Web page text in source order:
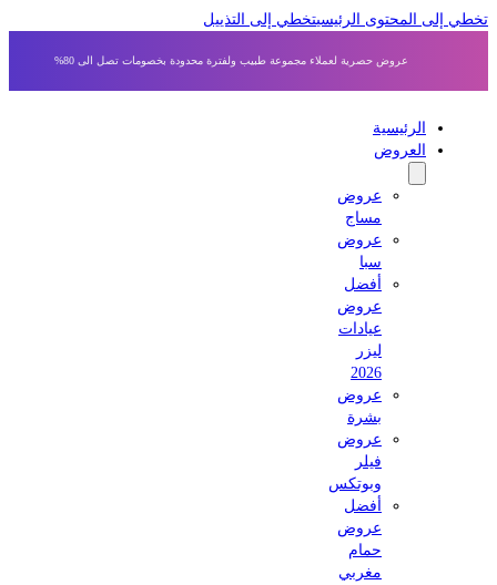
إلى المحتوى الرئيسي تخطي إلى التذييل
عروض حصرية لعملاء مجموعة طبيب ولفترة محدودة بخصومات تصل الى 80%
الرئيسية
العروض
عروض
مساج
عروض
أفضل
عروض
عيادات
2026
عروض
بشرة
عروض
وبوتكس
أفضل
عروض
حمام
مغربي